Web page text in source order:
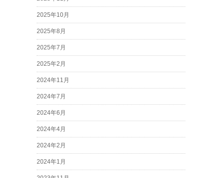
2025年10月
2025年8月
2025年7月
2025年2月
2024年11月
2024年7月
2024年6月
2024年4月
2024年2月
2024年1月